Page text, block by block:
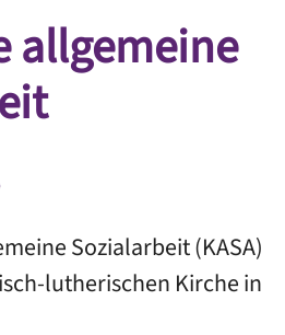
allgemeine
Sozialarbeit (KASA)
lutherischen Kirche in